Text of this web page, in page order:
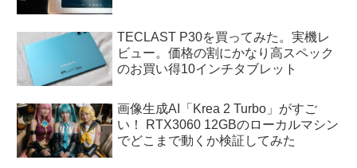
TECLAST P30を買ってみた。実機レ
ビュー。価格の割にかなり高スペック
のお買い得10インチタブレット
画像生成AI「Krea 2 Turbo」がすご
い！ RTX3060 12GBのローカルマシン
でどこまで動くか検証してみた